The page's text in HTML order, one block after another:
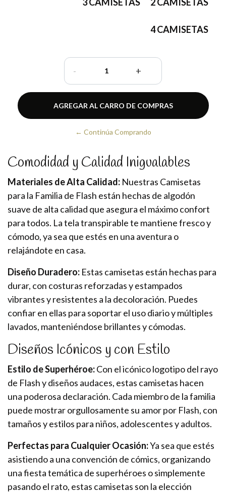
4 CAMISETAS
- +
← Continúa Comprando
Comodidad y Calidad Inigualables
Materiales de Alta Calidad: Nuestras Camisetas
para la Familia de Flash están hechas de algodón
suave de alta calidad que asegura el máximo confort
para todos. La tela transpirable te mantiene fresco y
cómodo, ya sea que estés en una aventura o
relajándote en casa.
Diseño Duradero: Estas camisetas están hechas para
durar, con costuras reforzadas y estampados
vibrantes y resistentes a la decoloración. Puedes
confiar en ellas para soportar el uso diario y múltiples
lavados, manteniéndose brillantes y cómodas.
Diseños Icónicos y con Estilo
Estilo de Superhéroe:Con el icónico logotipo del rayo
de Flash y diseños audaces, estas camisetas hacen
una poderosa declaración. Cada miembro de la familia
puede mostrar orgullosamente su amor por Flash, con
tamaños y estilos para niños, adolescentes y adultos.
Perfectas para Cualquier Ocasión:Ya sea que estés
asistiendo a una convención de cómics, organizando
una fiesta temática de superhéroes o simplemente
pasando el rato, estas camisetas son la elección